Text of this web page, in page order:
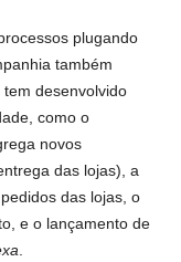
plugando
também
desenvolvido
como o
novos
das lojas), a
das lojas, o
e o lançamento de